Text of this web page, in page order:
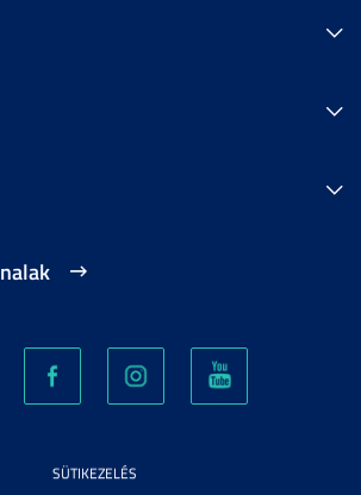
SÜTIKEZELÉS